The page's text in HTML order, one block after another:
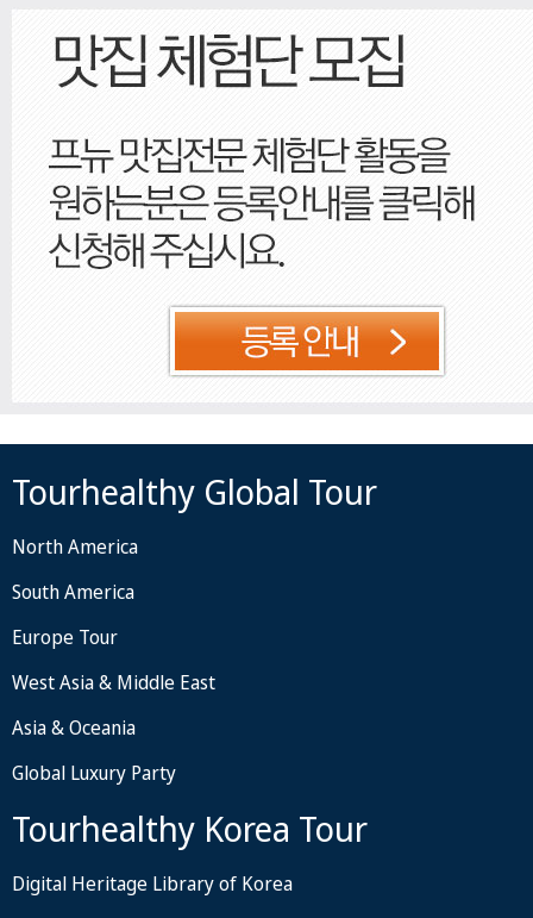
Tourhealthy Global Tour
North America
South America
Europe Tour
West Asia & Middle East
Asia & Oceania
Global Luxury Party
Tourhealthy Korea Tour
Digital Heritage Library of Korea